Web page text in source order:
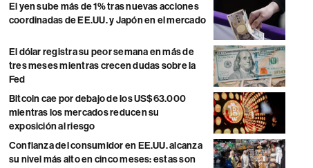
El yen sube más de 1% tras nuevas acciones
coordinadas de EE.UU. y Japón en el mercado
El dólar registra su peor semana en más de
tres meses mientras crecen dudas sobre la
Fed
Bitcoin cae por debajo de los US$63.000
mientras los mercados reducen su
exposición al riesgo
Confianza del consumidor en EE.UU. alcanza
su nivel más alto en cinco meses: estas son